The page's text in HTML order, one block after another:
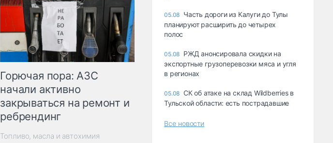
Горючая пора: АЗС
начали активно
закрываться на ремонт и
ребрендинг
Топливо, масла и автохимия
05.08 Часть дороги из Калуги до Тулы
планируют расширить до четырех
полос
05.08 РЖД анонсировала скидки на
экспортные грузоперевозки мяса и угля
в регионах
05.08 СК об атаке на склад Wildberries в
Тульской области: есть пострадавшие
Все новости